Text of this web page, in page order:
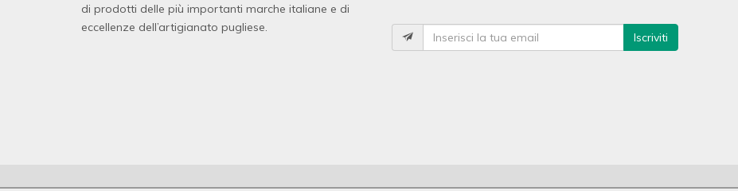
di prodotti delle più importanti marche italiane e di
eccellenze dell’artigianato pugliese.
Iscriviti